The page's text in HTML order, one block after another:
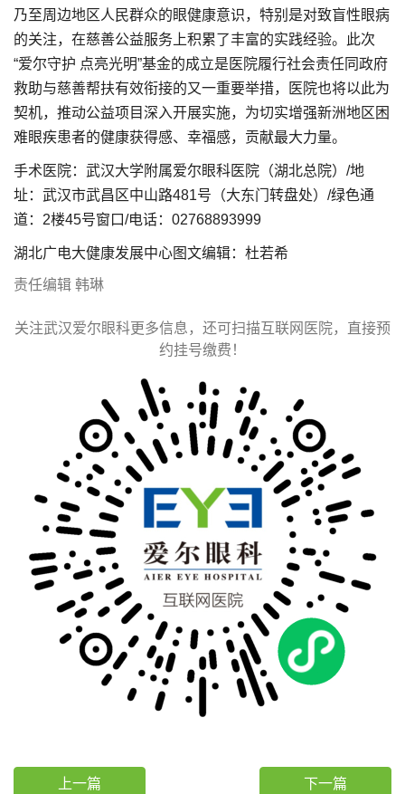
乃至周边地区人民群众的眼健康意识，特别是对致盲性眼病
的关注，在慈善公益服务上积累了丰富的实践经验。此次
“爱尔守护 点亮光明”基金的成立是医院履行社会责任同政府
救助与慈善帮扶有效衔接的又一重要举措，医院也将以此为
契机，推动公益项目深入开展实施，为切实增强新洲地区困
难眼疾患者的健康获得感、幸福感，贡献最大力量。
手术医院：武汉大学附属爱尔眼科医院（湖北总院）/地
址：武汉市武昌区中山路481号（大东门转盘处）/绿色通
道：2楼45号窗口/电话：02768893999
湖北广电大健康发展中心图文编辑：杜若希
责任编辑 韩琳
关注武汉爱尔眼科更多信息，还可扫描互联网医院，直接预
约挂号缴费！
上一篇 下一篇